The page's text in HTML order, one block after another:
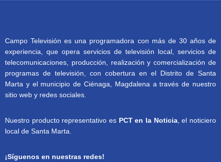
Campo Televisión es una programadora con más de 30 años de
experiencia, que opera servicios de televisión local, servicios de
telecomunicaciones, producción, realización y comercialización de
programas de televisión, con cobertura en el Distrito de Santa
Marta y el municipio de Ciénaga, Magdalena a través de nuestro
sitio web y redes sociales.
Nuestro producto representativo es PCT en la Noticia, el noticiero
local de Santa Marta.
¡Síguenos en nuestras redes!